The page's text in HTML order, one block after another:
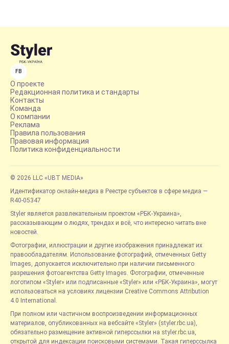
FB
О проекте
Редакционная политика и стандарты
Контакты
Команда
О компании
Реклама
Правила пользования
Правовая информация
Политика конфиденциальности
© 2026 LLC «UBT MEDIA»
Идентификатор онлайн-медиа в Реестре субъектов в сфере медиа —
R40-05347
Styler является развлекательным проектом «РБК-Украина»,
рассказывающим о людях, трендах и всё, что интересно читать вне
новостей.
Фотографии, иллюстрации и другие изображения принадлежат их
правообладателям. Использование фотографий, отмеченных Getty
Images, допускается исключительно при наличии письменного
разрешения фотоагентства Getty Images. Фотографии, отмеченные
логотипом «Styler» или подписанные «Styler» или «РБК-Украина», могут
использоваться на условиях лицензии Creative Commons Attribution
4.0 International.
При полном или частичном воспроизведении информационных
материалов, опубликованных на вебсайте «Styler» (styler.rbc.ua),
обязательно размещение активной гиперссылки на styler.rbc.ua,
открытой для индексации поисковыми системами. Такая гиперссылка